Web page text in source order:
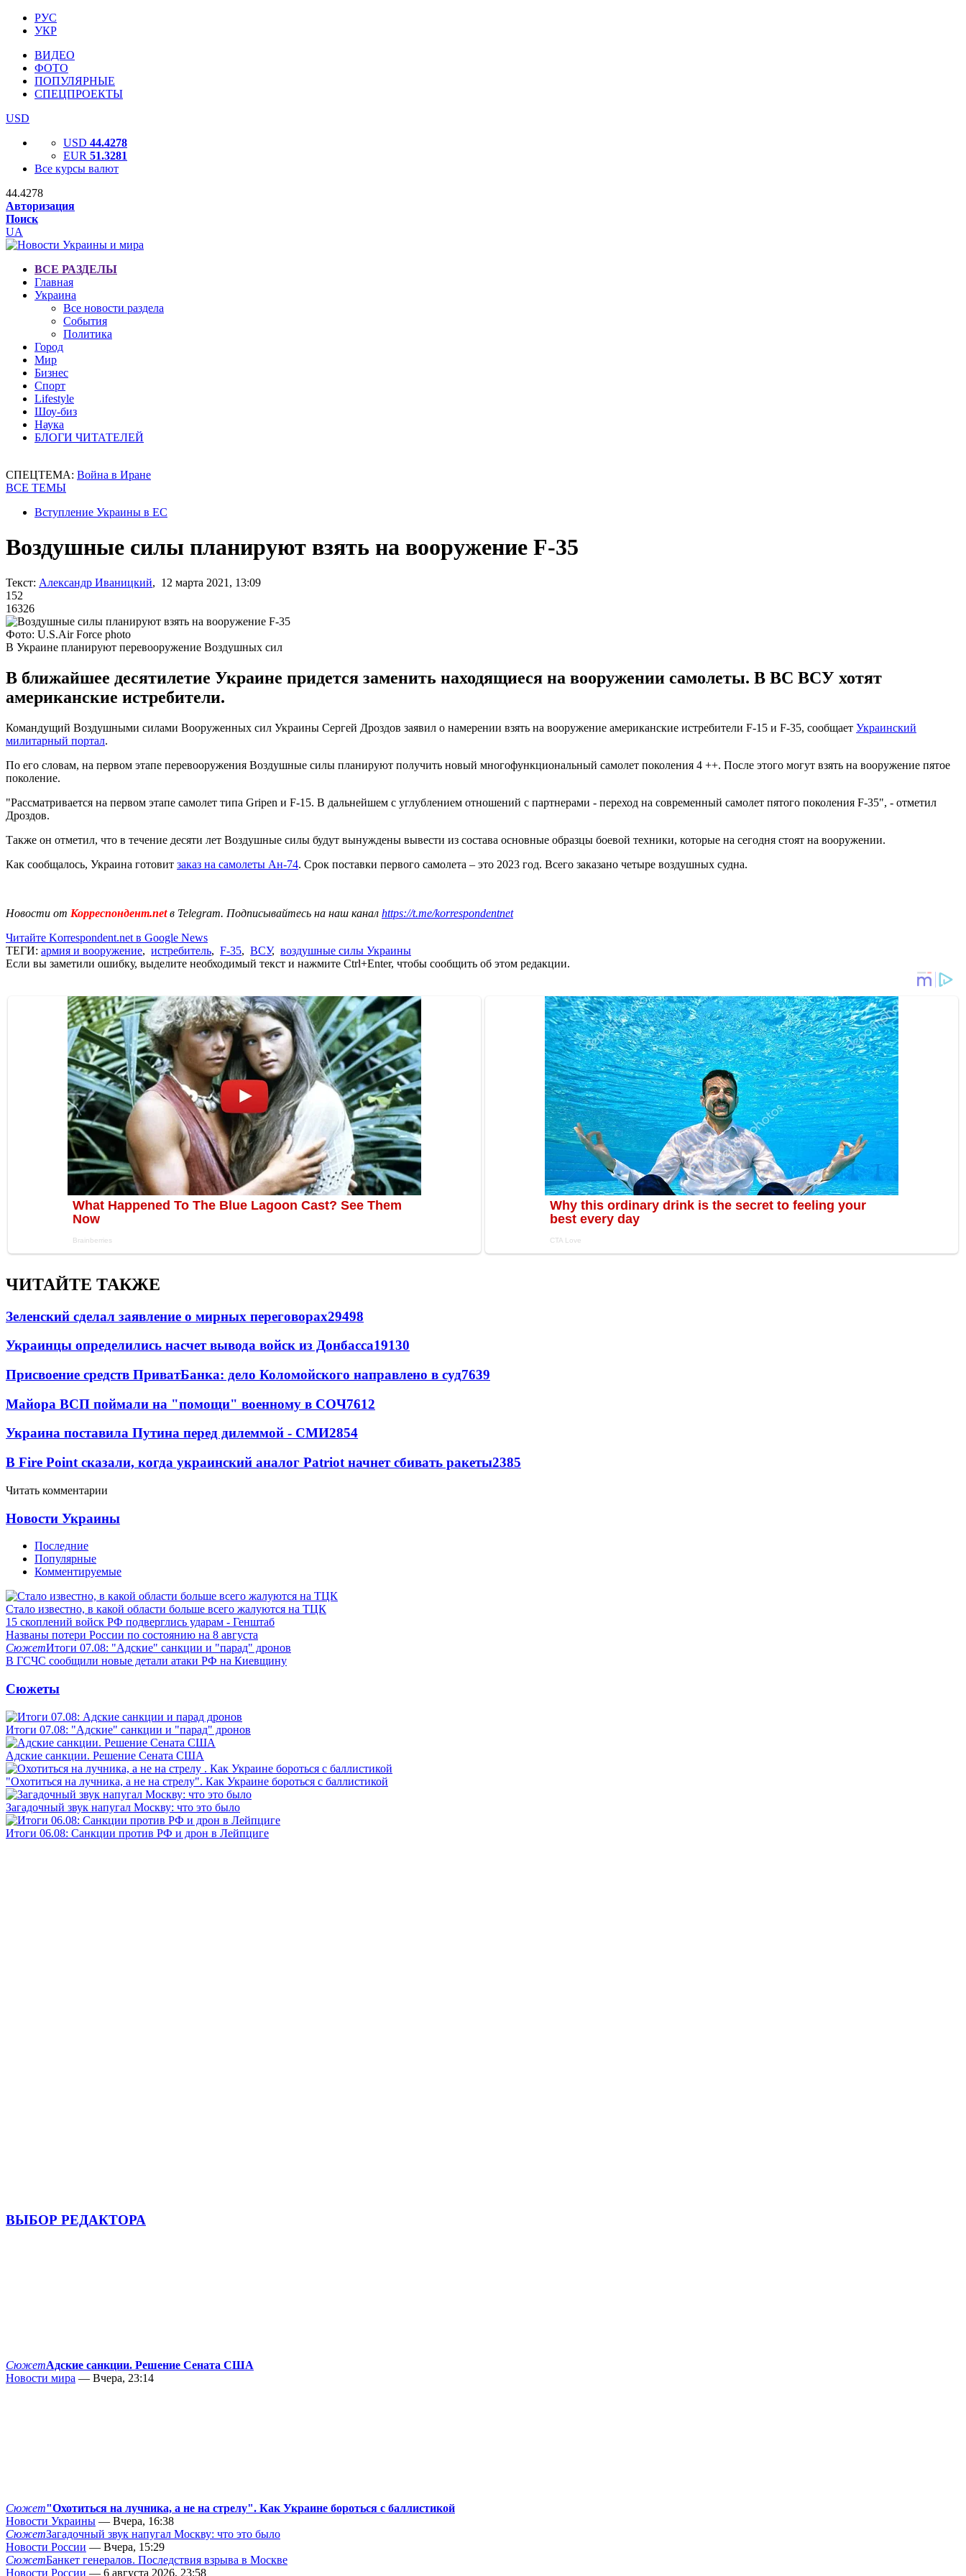
РУС
УКР
ВИДЕО
ФОТО
ПОПУЛЯРНЫЕ
СПЕЦПРОЕКТЫ
USD
USD 44.4278
EUR 51.3281
Все курсы валют
44.4278
Авторизация
Поиск
UA
ВСЕ РАЗДЕЛЫ
Главная
Украина
Все новости раздела
События
Политика
Город
Мир
Бизнес
Спорт
Lifestyle
Шоу-биз
Наука
БЛОГИ ЧИТАТЕЛЕЙ
СПЕЦТЕМА: Война в Иране
ВСЕ ТЕМЫ
Вступление Украины в ЕС
Воздушные силы планируют взять на вооружение F-35
Текст: Александр Иваницкий, 12 марта 2021, 13:09
152
16326
Фото: U.S.Air Force photo
В Украине планируют перевооружение Воздушных сил
В ближайшее десятилетие Украине придется заменить находящиеся на вооружении самолеты. В ВС ВСУ хотят
американские истребители.
Командущий Воздушными силами Вооруженных сил Украины Сергей Дроздов заявил о намерении взять на вооружение американские истребители F-15 и F-35, сообщает Украинский
милитарный портал.
По его словам, на первом этапе перевооружения Воздушные силы планируют получить новый многофункциональный самолет поколения 4 ++. После этого могут взять на вооружение пятое
поколение.
"Рассматривается на первом этапе самолет типа Gripen и F-15. В дальнейшем с углублением отношений с партнерами - переход на современный самолет пятого поколения F-35", - отметил
Дроздов.
Также он отметил, что в течение десяти лет Воздушные силы будут вынуждены вывести из состава основные образцы боевой техники, которые на сегодня стоят на вооружении.
Как сообщалось, Украина готовит заказ на самолеты Ан-74. Срок поставки первого самолета – это 2023 год. Всего заказано четыре воздушных судна.
Новости от Корреспондент.netв Telegram. Подписывайтесь на наш канал https://t.me/korrespondentnet
Читайте Korrespondent.net в Google News
ТЕГИ: армия и вооружение, истребитель, F-35, ВСУ, воздушные силы Украины
Если вы заметили ошибку, выделите необходимый текст и нажмите Ctrl+Enter, чтобы сообщить об этом редакции.
ЧИТАЙТЕ ТАКЖЕ
Зеленский сделал заявление о мирных переговорах29498
Украинцы определились насчет вывода войск из Донбасса19130
Присвоение средств ПриватБанка: дело Коломойского направлено в суд7639
Майора ВСП поймали на "помощи" военному в СОЧ7612
Украина поставила Путина перед дилеммой - СМИ2854
В Fire Point сказали, когда украинский аналог Patriot начнет сбивать ракеты2385
Читать комментарии
Новости Украины
Последние
Популярные
Комментируемые
Стало известно, в какой области больше всего жалуются на ТЦК
15 скоплений войск РФ подверглись ударам - Генштаб
Названы потери России по состоянию на 8 августа
СюжетИтоги 07.08: "Адские" санкции и "парад" дронов
В ГСЧС сообщили новые детали атаки РФ на Киевщину
Сюжеты
Итоги 07.08: "Адские" санкции и "парад" дронов
Адские санкции. Решение Сената США
"Охотиться на лучника, а не на стрелу". Как Украине бороться с баллистикой
Загадочный звук напугал Москву: что это было
Итоги 06.08: Санкции против РФ и дрон в Лейпциге
ВЫБОР РЕДАКТОРА
СюжетАдские санкции. Решение Сената США
Новости мира — Вчера, 23:14
Сюжет"Охотиться на лучника, а не на стрелу". Как Украине бороться с баллистикой
Новости Украины — Вчера, 16:38
СюжетЗагадочный звук напугал Москву: что это было
Новости России — Вчера, 15:29
СюжетБанкет генералов. Последствия взрыва в Москве
Новости России — 6 августа 2026, 23:58